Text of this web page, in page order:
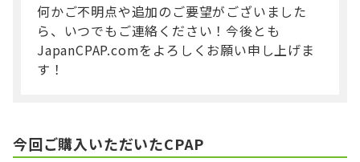
何かご不明点や追加のご要望がございました
ら、いつでもご連絡ください！今後とも
JapanCPAP.comをよろしくお願い申し上げま
す！
今回ご購入いただいたCPAP